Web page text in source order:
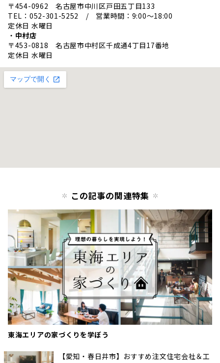
〒454-0962 名古屋市中川区戸田五丁目133
TEL：052-301-5252 / 営業時間：9:00〜18:00
定休日 水曜日
・ 中村店
〒453-0818 名古屋市中村区千成通4丁目17番地
定休日 水曜日
この記事の関連特集
東海エリアの家づくりを学ぼう
【愛知・春日井市】おすすめ注文住宅会社＆工